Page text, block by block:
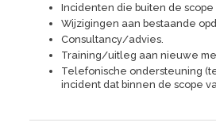
Incidenten die buiten de scope
Wijzigingen aan bestaande
Consultancy/advies.
Training/uitleg aan nieuwe
Telefonische ondersteuning
incident dat binnen de scope